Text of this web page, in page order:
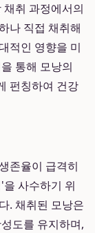
취 과정에서의
나 직접 채취해
적인 영향을 미
통해 모낭의
펀칭하여 건강
존율이 급격히
사수하기 위
. 채취된 모낭은
도를 유지하며,